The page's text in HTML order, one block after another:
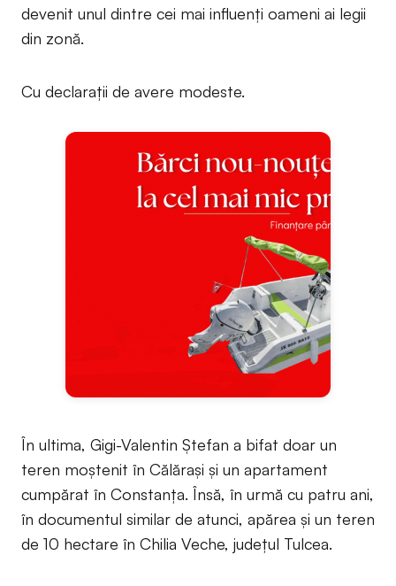
devenit unul dintre cei mai influenți oameni ai legii
din zonă.
Cu declarații de avere modeste.
În ultima, Gigi-Valentin Ștefan a bifat doar un
teren moștenit în Călărași și un apartament
cumpărat în Constanța. Însă, în urmă cu patru ani,
în documentul similar de atunci, apărea și un teren
de 10 hectare în Chilia Veche, județul Tulcea.